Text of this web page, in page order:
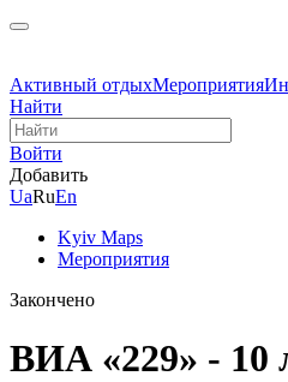
Активный отдыхМероприятия
Найти
Войти
Добавить
UaRuEn
Kyiv Maps
Мероприятия
Закончено
ВИА «229» - 10